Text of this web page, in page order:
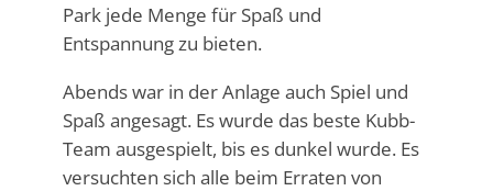
Park jede Menge für Spaß und
Entspannung zu bieten.
Abends war in der Anlage auch Spiel und
Spaß angesagt. Es wurde das beste Kubb-
Team ausgespielt, bis es dunkel wurde. Es
versuchten sich alle beim Erraten von